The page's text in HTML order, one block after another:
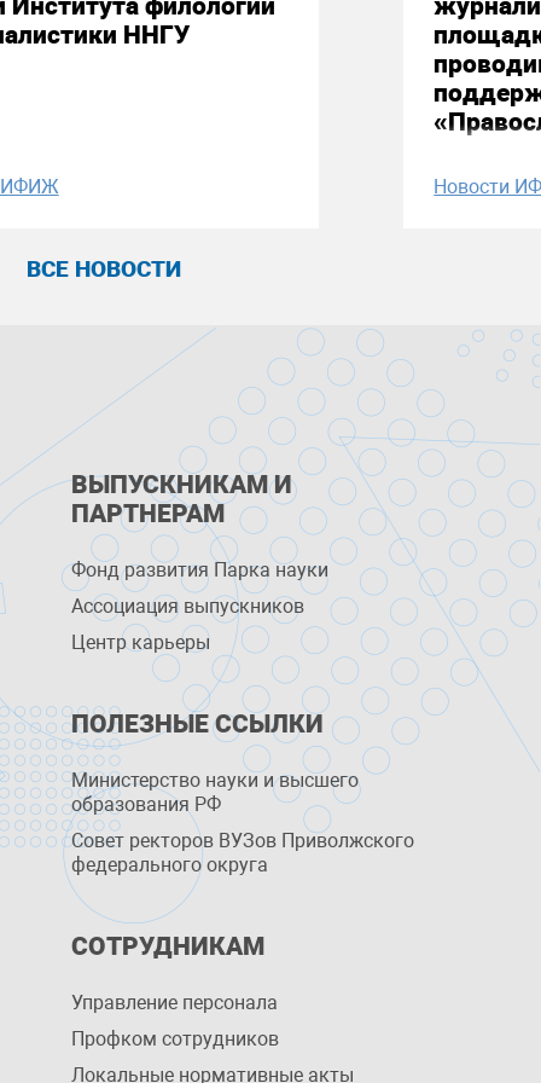
Института филологии
ННГУ
ИФИЖ Новости
ВСЕ НОВОСТИ
ВЫПУСКНИКАМ И
ПАРТНЕРАМ
Фонд развития Парка науки
Ассоциация выпускников
Центр карьеры
ПОЛЕЗНЫЕ ССЫЛКИ
Министерство науки и высшего
образования РФ
Совет ректоров ВУЗов Приволжского
федерального округа
СОТРУДНИКАМ
Управление персоналa
Профком сотрудников
Локальные нормативные акты